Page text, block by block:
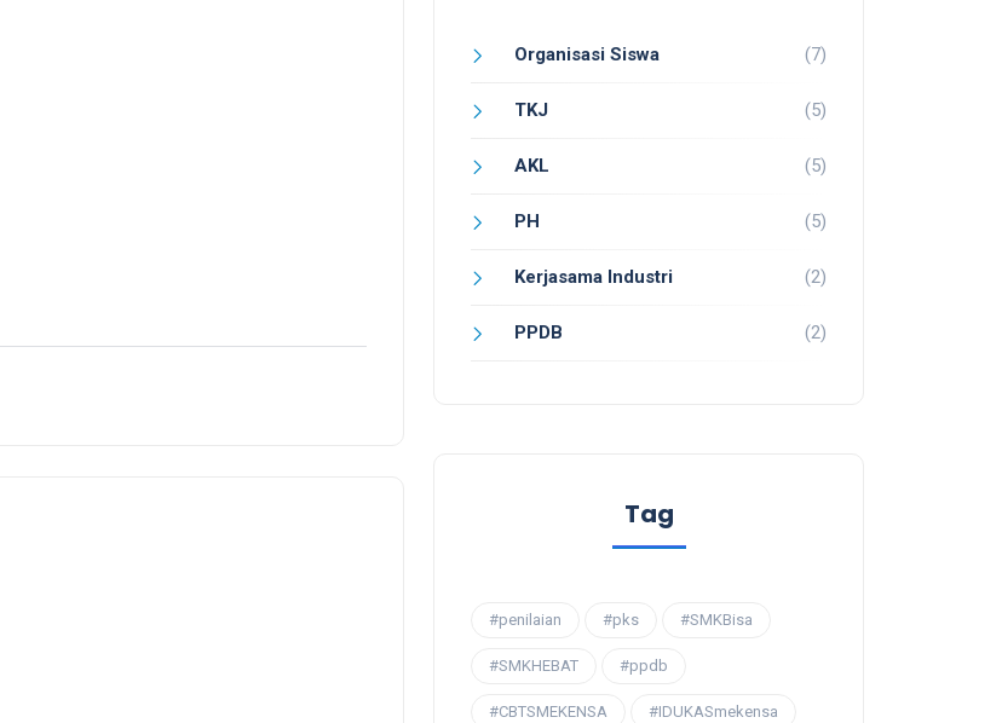
Organisasi Siswa (7)
TKJ (5)
AKL (5)
PH (5)
Kerjasama Industri (2)
PPDB (2)
Tag
#penilaian #pks #SMKBisa
#SMKHEBAT #ppdb
#CBTSMEKENSA #IDUKASmekensa